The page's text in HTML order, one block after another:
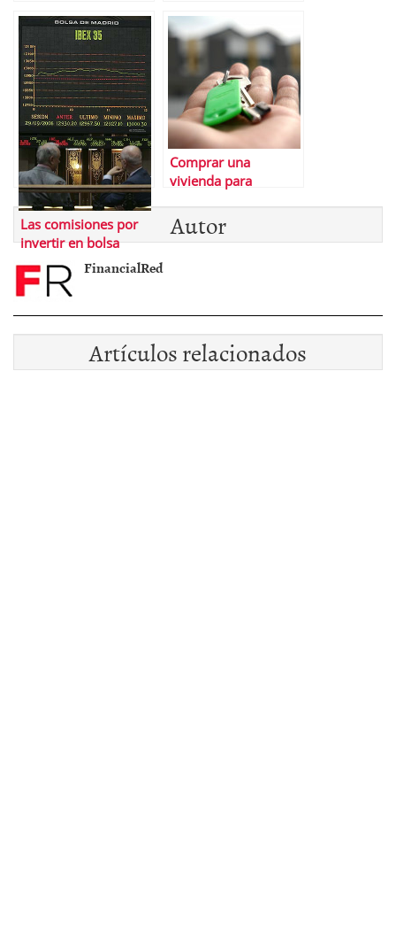
espaÃ±ol
independientemente
del tipo IVA
Las comisiones por
invertir en bolsa
Comprar una
vivienda para
Autor
FinancialRed
Artículos relacionados